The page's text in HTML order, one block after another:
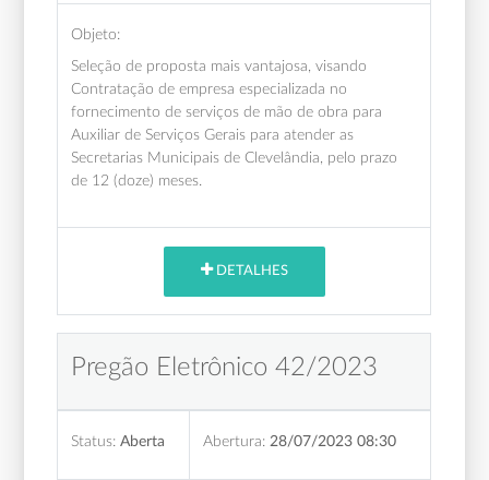
Objeto:
Seleção de proposta mais vantajosa, visando
Contratação de empresa especializada no
fornecimento de serviços de mão de obra para
Auxiliar de Serviços Gerais para atender as
Secretarias Municipais de Clevelândia, pelo prazo
de 12 (doze) meses.
DETALHES
Pregão Eletrônico 42/2023
Status: Aberta Abertura: 28/07/2023 08:30